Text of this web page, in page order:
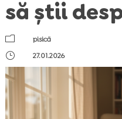
să știi
m
pisică
}
27.01.2026